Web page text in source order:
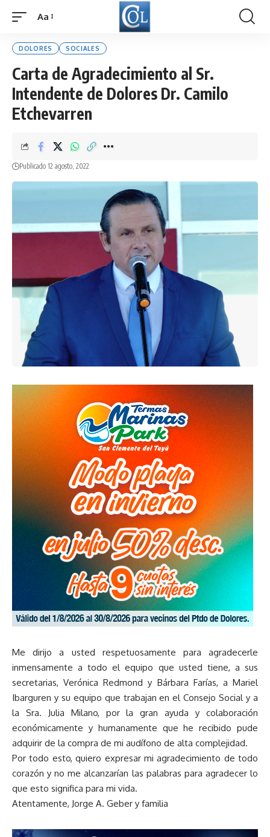
Font
Aa
DOLORES SOCIALES
Carta de Agradecimiento al Sr.
Intendente de Dolores Dr. Camilo
Etchevarren
Publicado 12 agosto, 2022
Me dirijo a usted respetuosamente para agradecerle
inmensamente a todo el equipo que usted tiene, a sus
secretarias, Verónica Redmond y Bárbara Farías, a Mariel
Ibarguren y su equipo que trabajan en el Consejo Social y a
la Sra. Julia Milano, por la gran ayuda y colaboración
económicamente y humanamente que he recibido pude
adquirir de la compra de mi audífono de alta complejidad.
Por todo esto, quiero expresar mi agradecimiento de todo
corazón y no me alcanzarían las palabras para agradecer lo
que esto significa para mi vida.
Atentamente, Jorge A. Geber y familia